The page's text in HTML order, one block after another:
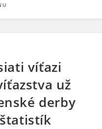
víťazi
už
derby